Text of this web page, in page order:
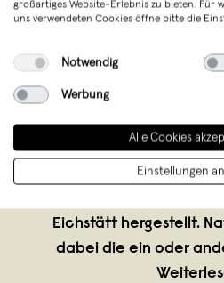
klotzaufklotz - Mathias
klotzaufklotz ist ein
für exzellente
Produkte werden in
Eichstätt hergestellt.
dabei die ein oder
großartiges Website-Erlebnis zu bieten. Für
uns verwendeten Cookies öffne bitte die
Notwendig
Werbung
Alle Cookies
Einstellungen